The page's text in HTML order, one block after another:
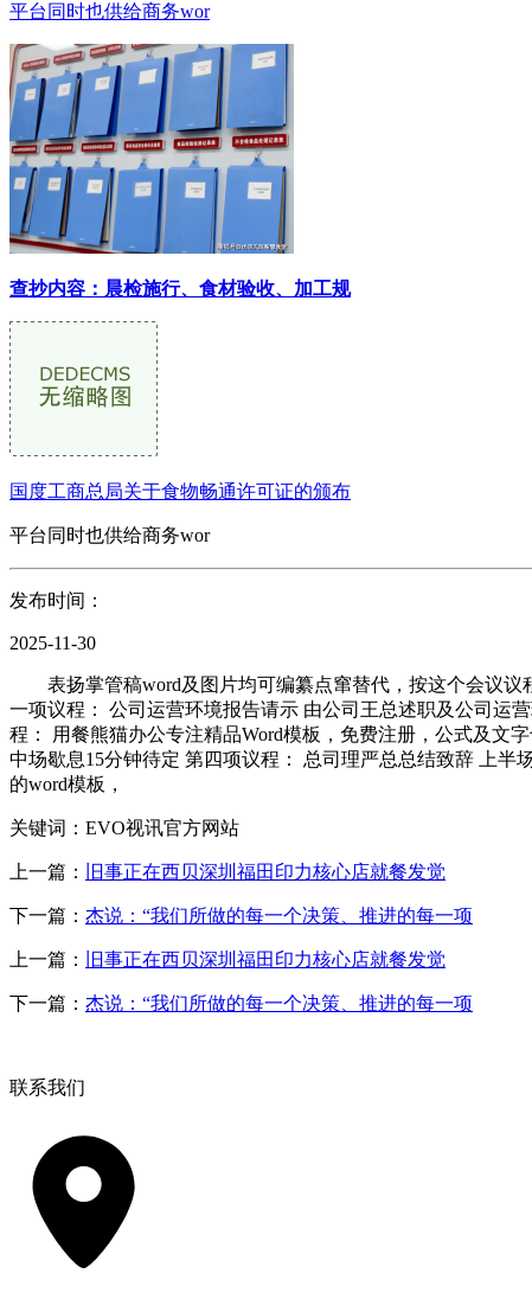
平台同时也供给商务wor
查抄内容：晨检施行、食材验收、加工规
国度工商总局关于食物畅通许可证的颁布
平台同时也供给商务wor
发布时间：
2025-11-30
表扬掌管稿word及图片均可编纂点窜替代，按这个会议议
一项议程： 公司运营环境报告请示 由公司王总述职及公司运
程： 用餐熊猫办公专注精品Word模板，免费注册，公式及文
中场歇息15分钟待定 第四项议程： 总司理严总总结致辞 上
的word模板，
关键词：EVO视讯官方网站
上一篇： 旧事正在西贝深圳福田印力核心店就餐发觉
下一篇： 杰说：“我们所做的每一个决策、推进的每一项
上一篇： 旧事正在西贝深圳福田印力核心店就餐发觉
下一篇： 杰说：“我们所做的每一个决策、推进的每一项
联系我们